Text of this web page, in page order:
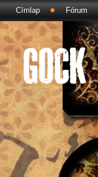
Címlap Fórum